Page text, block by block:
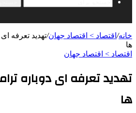
خانه/ اقتصاد > اقتصاد جهان/تهدید تعرفه
ها
اقتصاد > اقتصاد جهان
تهدید تعرفه ای دوباره
ها